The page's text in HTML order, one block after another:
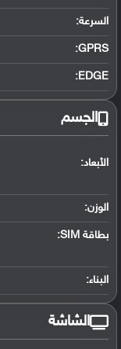
السرعة:
GPRS:
EDGE:
الجسم
الأبعاد:
الوزن:
بطاقة SIM:
البناء:
الشاشة